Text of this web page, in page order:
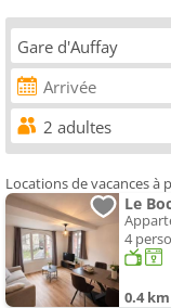
Locations de vacances à
4
0.4 km